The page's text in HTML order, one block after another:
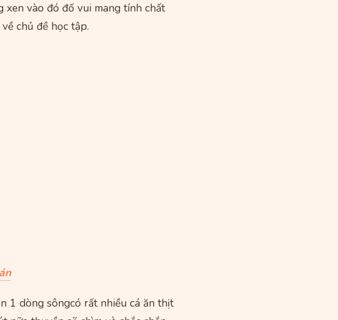
xen vào đó đố vui mang tính chất
chủ đề học tập.
1 dòng sôngcó rất nhiều cá ăn thịt